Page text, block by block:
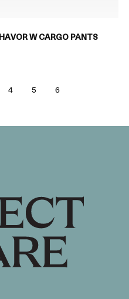
HAVOR W CARGO PANTS
4 5 6